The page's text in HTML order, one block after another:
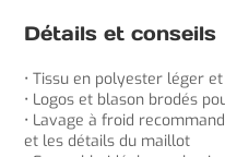
Détails et conseils
• Tissu en polyester léger
• Logos et blason brodés
• Lavage à froid
et les détails du maillot